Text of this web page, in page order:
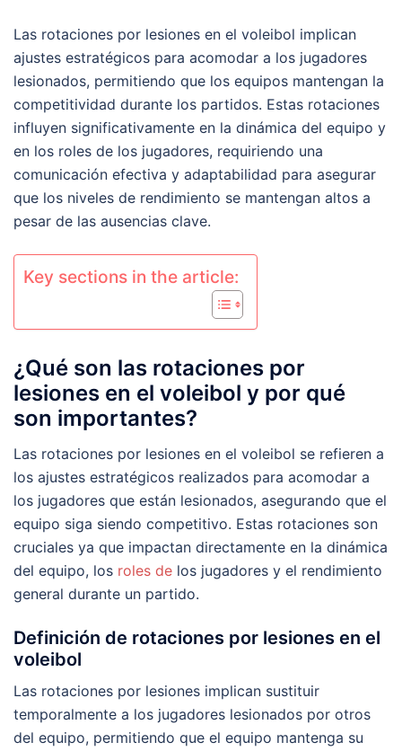
Las rotaciones por lesiones en el voleibol implican
ajustes estratégicos para acomodar a los jugadores
lesionados, permitiendo que los equipos mantengan la
competitividad durante los partidos. Estas rotaciones
influyen significativamente en la dinámica del equipo y
en los roles de los jugadores, requiriendo una
comunicación efectiva y adaptabilidad para asegurar
que los niveles de rendimiento se mantengan altos a
pesar de las ausencias clave.
Key sections in the article:
¿Qué son las rotaciones por
lesiones en el voleibol y por qué
son importantes?
Las rotaciones por lesiones en el voleibol se refieren a
los ajustes estratégicos realizados para acomodar a
los jugadores que están lesionados, asegurando que el
equipo siga siendo competitivo. Estas rotaciones son
cruciales ya que impactan directamente en la dinámica
del equipo, los roles de los jugadores y el rendimiento
general durante un partido.
Definición de rotaciones por lesiones en el
voleibol
Las rotaciones por lesiones implican sustituir
temporalmente a los jugadores lesionados por otros
del equipo, permitiendo que el equipo mantenga su